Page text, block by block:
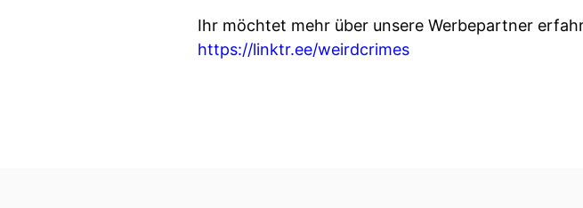
Ihr möchtet mehr über unsere Werbepartner
https://linktr.ee/weirdcrimes